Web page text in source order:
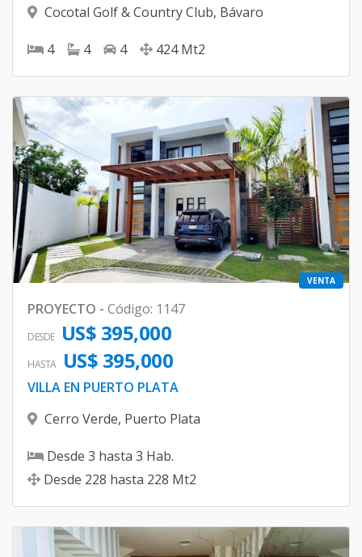
Cocotal Golf & Country Club, Bávaro
4 4 4 424 Mt2
VENTA
PROYECTO - Código: 1147
DESDE US$ 395,000
HASTA US$ 395,000
VILLA EN PUERTO PLATA
Cerro Verde, Puerto Plata
Desde 3 hasta 3 Hab.
Desde 228 hasta 228 Mt2